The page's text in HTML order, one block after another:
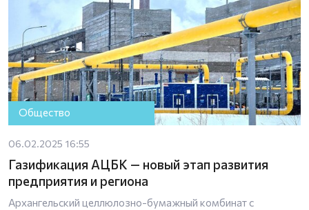
Общество
06.02.2025 16:55
Газификация АЦБК — новый этап развития
предприятия и региона
Архангельский целлюлозно-бумажный комбинат с